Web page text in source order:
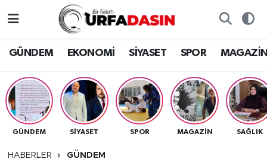
GÜNDEM EKONOMİ SİYASET SPOR
GÜNDEM SİYASET SPOR MAGAZİN SAĞLIK
HABERLER GÜNDEM
EKONOMİ
SİYASET
SPOR
Gizlilik ve Güvenlik Politikası
İletişim
Nöbetçi Eczaneler
Hava Durumu
Namaz Vakitleri
Trafik Durumu